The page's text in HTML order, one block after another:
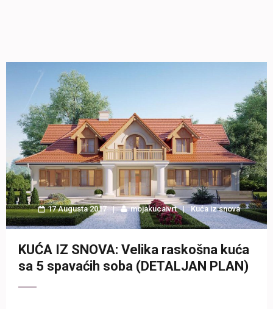
17 Augusta 2017 mojakucaivrt Kuća iz snova
KUĆA IZ SNOVA: Velika raskošna kuća
sa 5 spavaćih soba (DETALJAN PLAN)